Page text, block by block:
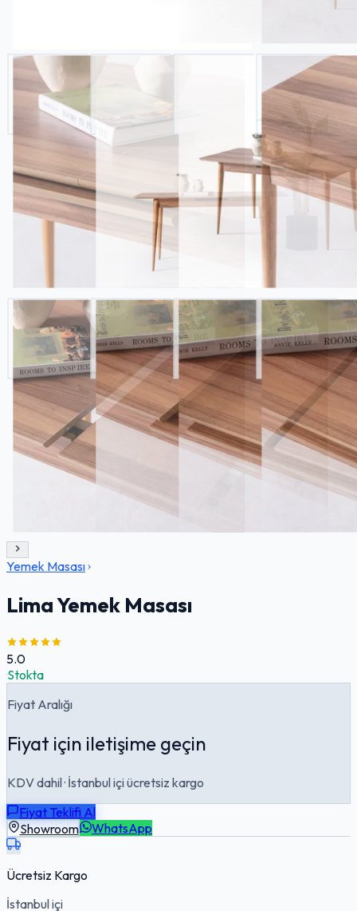
Yemek Masası
Lima Yemek Masası
5.0
·Stokta
Fiyat Aralığı
Fiyat için iletişime geçin
KDV dahil · İstanbul içi ücretsiz kargo
Fiyat Teklifi Al
Showroom
WhatsApp
Ücretsiz Kargo
İstanbul içi